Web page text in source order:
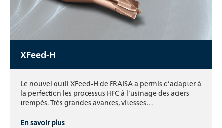
XFeed-H
Le nouvel outil XFeed-H de FRAISA a permis d’adapter à
la perfection les processus HFC à l’usinage des aciers
trempés. Très grandes avances, vitesses…
En savoir plus